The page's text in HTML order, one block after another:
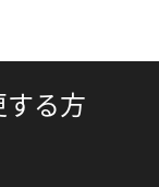
る方